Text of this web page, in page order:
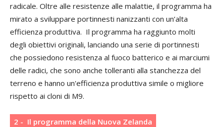
radicale. Oltre alle resistenze alle malattie, il programma ha
mirato a sviluppare portinnesti nanizzanti con un’alta
efficienza produttiva. Il programma ha raggiunto molti
degli obiettivi originali, lanciando una serie di portinnesti
che possiedono resistenza al fuoco batterico e ai marciumi
delle radici, che sono anche tolleranti alla stanchezza del
terreno e hanno un'efficienza produttiva simile o migliore
rispetto ai cloni di M9.
2 - Il programma della Nuova Zelanda